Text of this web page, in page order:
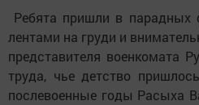
Ребята пришли в парадных
лентами на груди и
представителя военкомата
труда, чье детство
послевоенные годы Расыха